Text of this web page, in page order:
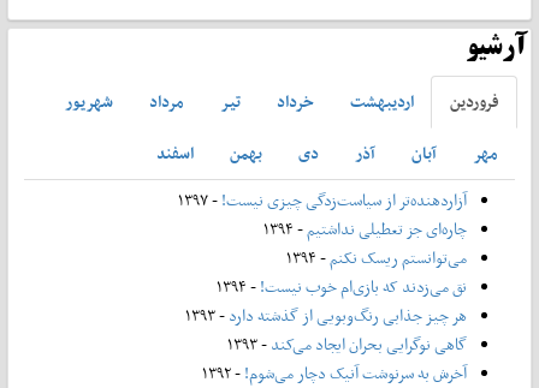
آرشیو
فروردين ارديبهشت خرداد تير مرداد
شهريور
مهر
آبان آذر دی بهمن
اسفند
آزاردهنده‌تر از سیاست‌زدگی چیزی نیست!- ۱۳۹۷
چاره‌ای جز تعطیلی نداشتیم- ۱۳۹۴
می‌توانستم ریسک نکنم- ۱۳۹۴
نق می‌زدند که بازی‌ام خوب نیست!- ۱۳۹۴
هر چیز جذابی رنگ‌و‌بویی از گذشته دارد- ۱۳۹۳
گاهی نوگرایی بحران ایجاد می‌کند- ۱۳۹۳
آخرش به سرنوشت آنیک دچار می‌شوم!- ۱۳۹۲